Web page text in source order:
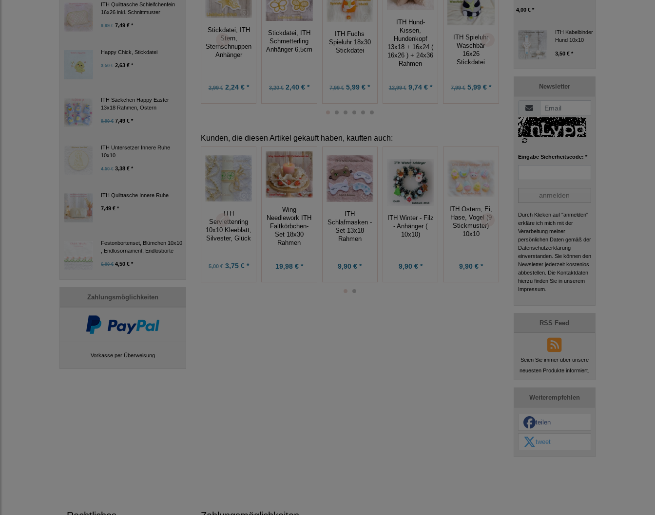
ITH Quilttasche Schleifchenfein
16x26 inkl. Schnittmuster
9,99 € 7,49 € *
Happy Chick, Stickdatei
3,50 € 2,63 € *
ITH Säckchen Happy Easter
13x18 Rahmen, Ostern
9,99 € 7,49 € *
ITH Untersetzer Innere Ruhe
10x10
4,50 € 3,38 € *
ITH Quilttasche Innere Ruhe
7,49 € *
Festonbortenset, Blümchen 10x10
, Endlosornament, Endlosborte
6,00 € 4,50 € *
Zahlungsmöglichkeiten
Vorkasse per Überweisung
Stickdatei, ITH
Stern,
Sternschnuppen
Anhänger
2,99 €2,24 € *
Stickdatei, ITH
Schmetterling
Anhänger 6,5cm
3,20 €2,40 € *
ITH Fuchs
Spieluhr 18x30
Stickdatei
7,99 €5,99 € *
ITH Hund-
Kissen,
Hundenkopf
13x18 + 16x24 (
16x26 ) + 24x36
Rahmen
12,99 €9,74 € *
ITH Spieluhr
Waschbär
16x26
Stickdatei
7,99 €5,99 € *
Stickdateien-Set
Weihnachtsstiefel
ITH 18x30
9,99 € *
Stickdatei
13x18 Junge +
Kunden, die diesen Artikel gekauft haben, kauften auch:
ITH
Serviettenring
10x10 Kleeblatt,
Silvester, Glück
5,00 €3,75 € *
Wing
Needlework ITH
Faltkörbchen-
Set 18x30
Rahmen
19,98 € *
ITH
Schlafmasken -
Set 13x18
Rahmen
9,90 € *
ITH Winter - Filz
- Anhänger (
10x10)
9,90 € *
ITH Ostern, Ei,
Hase, Vogel (9
Stickmuster)
10x10
9,90 € *
Stickdatei
13x18 Junge +
Mädchen,
Ostern
8,90 € *
Ei, Hase, Vogel
(10 Stickmuster)
9,90 € *
4,00 € *
ITH Kabelbinder
Hund 10x10
3,50 € *
Newsletter
Eingabe Sicherheitscode: *
anmelden
Durch Klicken auf "anmelden"
erkläre ich mich mit der
Verarbeitung meiner
persönlichen Daten gemäß der
Datenschutzerklärung
einverstanden. Sie können den
Newsletter jederzeit kostenlos
abbestellen. Die Kontaktdaten
hierzu finden Sie in unserem
Impressum.
RSS Feed
Seien Sie immer über unsere
neuesten Produkte informiert.
Weiterempfehlen
teilen
tweet